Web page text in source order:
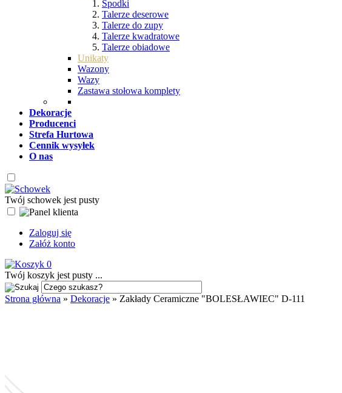
Spodki
Talerze deserowe
Talerze do zupy
Talerze kwadratowe
Talerze obiadowe
Unikaty
Wazony
Wazy
Zastawa stołowa komplety
Dekoracje
Producenci
Strefa Hurtowa
Cennik wysyłek
O nas
Twój schowek jest pusty
Zaloguj się
Załóż konto
0
Twój koszyk jest pusty ...
Strona główna » Dekoracje » Zakłady Ceramiczne "BOLESŁAWIEC" D-111